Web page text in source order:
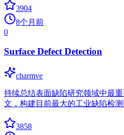
3904
8个月前
0
Surface Defect Detection
charmve
持续总结表面缺陷研究领域中最
文，构建目前最大的工业缺陷检测
3858